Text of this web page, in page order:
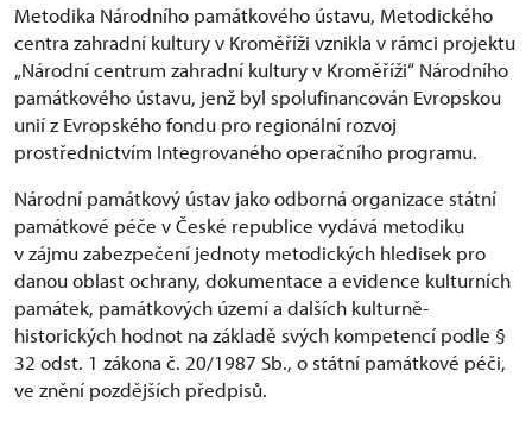
Metodika Národního památkového ústavu, Metodického
centra zahradní kultury v Kroměříži vznikla v rámci projektu
„Národní centrum zahradní kultury v Kroměříži“ Národního
památkového ústavu, jenž byl spolufinancován Evropskou
unií z Evropského fondu pro regionální rozvoj
prostřednictvím Integrovaného operačního programu.
Národní památkový ústav jako odborná organizace státní
památkové péče v České republice vydává metodiku
v zájmu zabezpečení jednoty metodických hledisek pro
danou oblast ochrany, dokumentace a evidence kulturních
památek, památkových území a dalších kulturně-
historických hodnot na základě svých kompetencí podle §
32 odst. 1 zákona č. 20/1987 Sb., o státní památkové péči,
ve znění pozdějších předpisů.